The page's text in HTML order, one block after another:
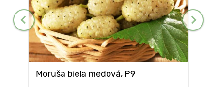
Moruša biela medová, P9